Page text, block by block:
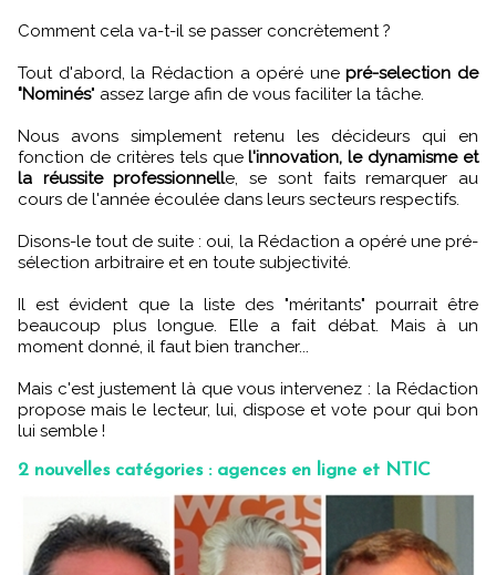
Comment cela va-t-il se passer concrètement ?
Tout d'abord, la Rédaction a opéré unepré-selection de
"Nominés" assez large afin de vous faciliter la tâche.
Nous avons simplement retenu les décideurs qui en
fonction de critères tels quel'innovation, le dynamisme et
la réussite professionnelle, se sont faits remarquer au
cours de l'année écoulée dans leurs secteurs respectifs.
Disons-le tout de suite : oui, la Rédaction a opéré une pré-
sélection arbitraire et en toute subjectivité.
Il est évident que la liste des "méritants" pourrait être
beaucoup plus longue. Elle a fait débat. Mais à un
moment donné, il faut bien trancher...
Mais c'est justement là que vous intervenez : la Rédaction
propose mais le lecteur, lui, dispose et vote pour qui bon
lui semble !
2 nouvelles catégories : agences en ligne et NTIC